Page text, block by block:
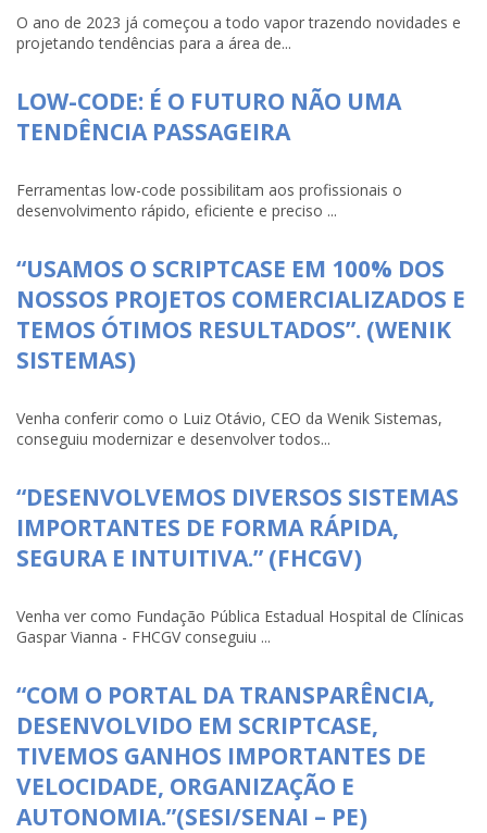
O ano de 2023 já começou a todo vapor trazendo novidades e
projetando tendências para a área de...
LOW-CODE: É O FUTURO NÃO UMA
TENDÊNCIA PASSAGEIRA
Ferramentas low-code possibilitam aos profissionais o
desenvolvimento rápido, eficiente e preciso ...
“USAMOS O SCRIPTCASE EM 100% DOS
NOSSOS PROJETOS COMERCIALIZADOS E
TEMOS ÓTIMOS RESULTADOS”. (WENIK
SISTEMAS)
Venha conferir como o Luiz Otávio, CEO da Wenik Sistemas,
conseguiu modernizar e desenvolver todos...
“DESENVOLVEMOS DIVERSOS SISTEMAS
IMPORTANTES DE FORMA RÁPIDA,
SEGURA E INTUITIVA.” (FHCGV)
Venha ver como Fundação Pública Estadual Hospital de Clínicas
Gaspar Vianna - FHCGV conseguiu ...
“COM O PORTAL DA TRANSPARÊNCIA,
DESENVOLVIDO EM SCRIPTCASE,
TIVEMOS GANHOS IMPORTANTES DE
VELOCIDADE, ORGANIZAÇÃO E
AUTONOMIA.”(SESI/SENAI – PE)